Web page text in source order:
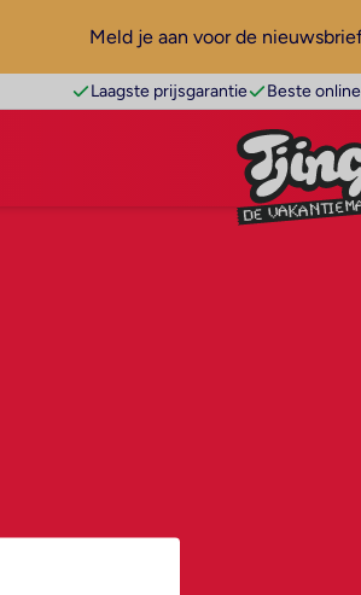
Meld je aan voor de
Laagste prijsgarantie Beste